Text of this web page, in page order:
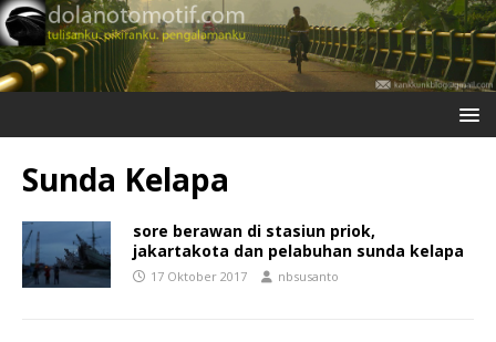
Sunda Kelapa
sore berawan di stasiun priok,
jakartakota dan pelabuhan sunda kelapa
17 Oktober 2017 nbsusanto